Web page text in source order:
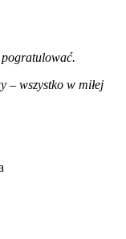
– wszystko w miłej